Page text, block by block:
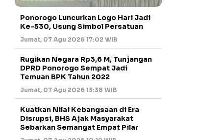
Ponorogo Luncurkan Logo Hari Jadi
Ke-530, Usung Simbol Persatuan
Jumat, 07 Agu 2026 17:02 WIB
Rugikan Negara Rp3,6 M, Tunjangan
DPRD Ponorogo Sempat Jadi
Temuan BPK Tahun 2022
Jumat, 07 Agu 2026 13:38 WIB
Kuatkan Nilai Kebangsaan di Era
Disrupsi, BHS Ajak Masyarakat
Sebarkan Semangat Empat Pilar